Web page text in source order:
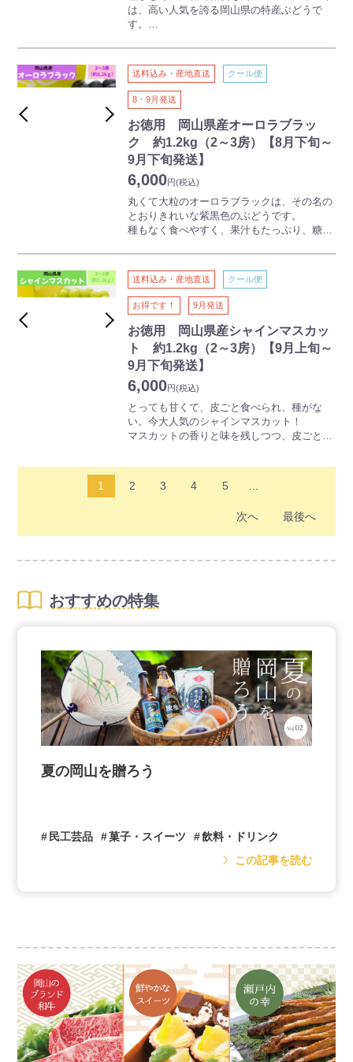
は、高い人気を誇る岡山県の特産ぶどうで
す。
く、子どもからご年配の方まで人気がありま
す。
形、色目がふぞろいですが、ご家庭でお楽し
みいただける人気商品です。
送料込み・産地直送 クール便
8・9月発送
お徳用 岡山県産オーロラブラッ
ク 約1.2kg（2～3房）【8月下旬～
9月下旬発送】
6,000円(税込)
丸くて大粒のオーロラブラックは、その名の
とおりきれいな紫黒色のぶどうです。
種もなく食べやすく、果汁もたっぷり、糖度
種です。
多少かたちはふぞろいですが、ご家庭でお楽
しみいただける人気商品です。
送料込み・産地直送 クール便
お得です！ 9月発送
お徳用 岡山県産シャインマスカッ
ト 約1.2kg（2～3房）【9月上旬～
9月下旬発送】
6,000円(税込)
とっても甘くて、皮ごと食べられ、種がな
い。今大人気のシャインマスカット！
マスカットの香りと味を残しつつ、皮ごと食
す。粒をまるごと口にほおばれるため、口い
多少かたちはふぞろいですが、ご家庭でお楽
1 2 3 4 5
次へ 最後へ
おすすめの特集
夏の岡山を贈ろう
民工芸品 菓子・スイーツ
飲料・ドリンク
この記事を読む